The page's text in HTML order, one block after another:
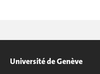
Université de Genève